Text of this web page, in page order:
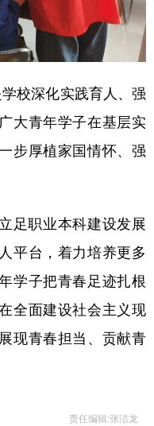
校深化实践育人、强
大青年学子在基层实
步厚植家国情怀、强
职业本科建设发展
平台，着力培养更多
学子把青春足迹扎根
全面建设社会主义现
现青春担当、贡献青
责任编辑:张洁龙